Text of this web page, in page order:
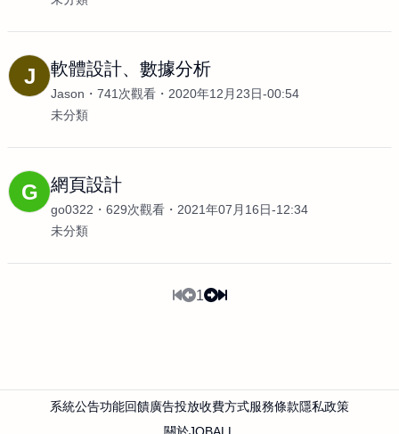
J 軟體設計、數據分析
Jason 741次觀看
2020年12月23日-00:54
未分類
G 網頁設計
go0322 629次觀看
2021年07月16日-12:34
未分類
1
系統公告功能回饋廣告投放收費方式服務條款隱私政策